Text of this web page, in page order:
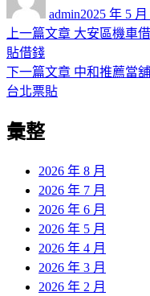
admin佈
日
2025 年 5 月
文
章
導
覽
上一篇文章 上
篇
大安區機車
貼借錢
下一篇文章 下
中和推薦當
台北票貼
彙整
2026 年 8 月
2026 年 7 月
2026 年 6 月
2026 年 5 月
2026 年 4 月
2026 年 3 月
2026 年 2 月